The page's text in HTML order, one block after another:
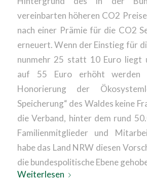
vereinbarten höheren CO2
nach einer Prämie für die CO2
erneuert. Wenn der Einstieg für
nunmehr 25 statt 10 Euro liegt
auf 55 Euro erhöht werden
Honorierung der
Speicherung“ des Waldes keine
die Verband, hinter dem rund
Familienmitglieder und
habe das Land NRW diesen
die bundespolitische Ebene
Weiterlesen